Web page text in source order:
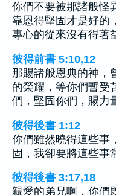
你們不要被那諸般怪
靠恩得堅固才是好的
專心的從來沒有得著
彼得前書 5:10,12
那賜諸般恩典的神，
的榮耀，等你們暫受
們，堅固你們，賜力
彼得後書 1:12
你們雖然曉得這些事
固，我卻要將這些事
彼得後書 3:17,18
親愛的弟兄啊，你們